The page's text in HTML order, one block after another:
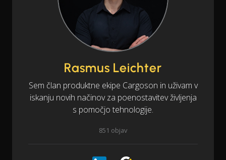
Rasmus Leichter
Sem član produktne ekipe Cargoson in uživam v
iskanju novih načinov za poenostavitev življenja
s pomočjo tehnologije.
851 objav